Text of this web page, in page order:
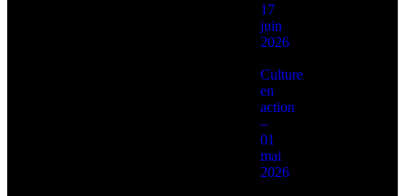
17
juin
2026
Culture
en
action
–
01
mai
2026